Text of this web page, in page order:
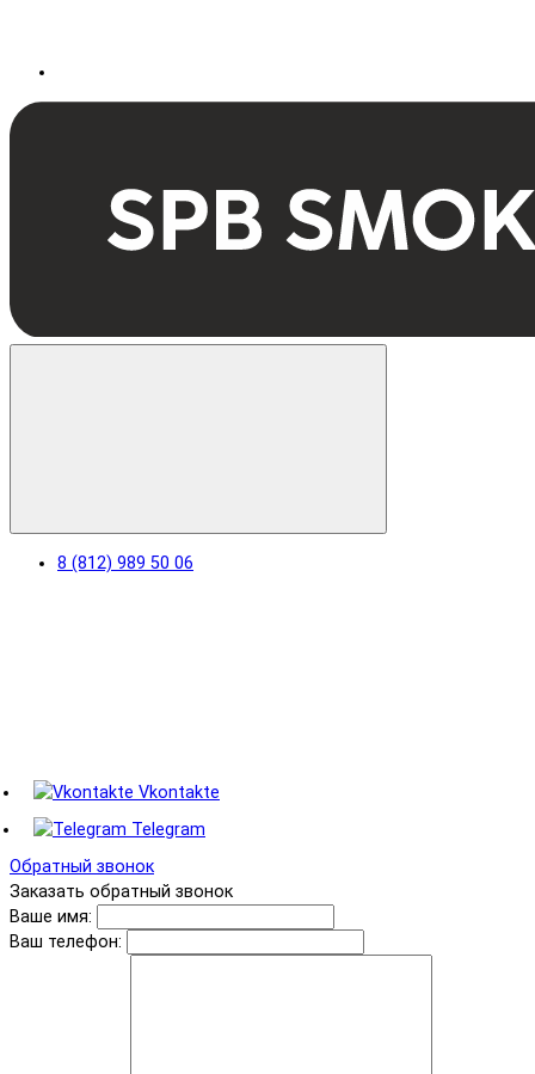
8 (812) 989 50 06
Vkontakte
Telegram
Обратный звонок
Заказать обратный звонок
Ваше имя:
Ваш телефон: